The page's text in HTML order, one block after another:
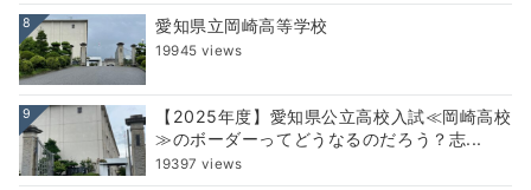
8 愛知県立岡崎高等学校
19945 views
9
【2025年度】愛知県公立高校入試≪岡崎高校
≫のボーダーってどうなるのだろう？志...
19397 views